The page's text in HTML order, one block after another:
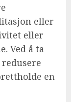
eller
eller
Ved å ta
en